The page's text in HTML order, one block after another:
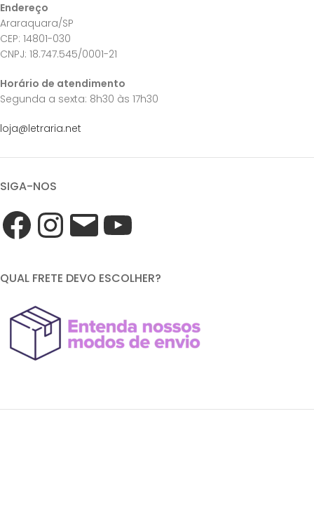
Endereço
Araraquara/SP
CEP: 14801-030
CNPJ: 18.747.545/0001-21
Horário de atendimento
Segunda a sexta: 8h30 às 17h30
loja@letraria.net
SIGA-NOS
QUAL FRETE DEVO ESCOLHER?